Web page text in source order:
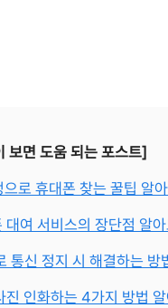
보면 도움 되는 포스트]
으로 휴대폰 찾는 꿀팁 알
대여 서비스의 장단점 알
통신 정지 시 해결하는 방
진 인화하는 4가지 방법 알